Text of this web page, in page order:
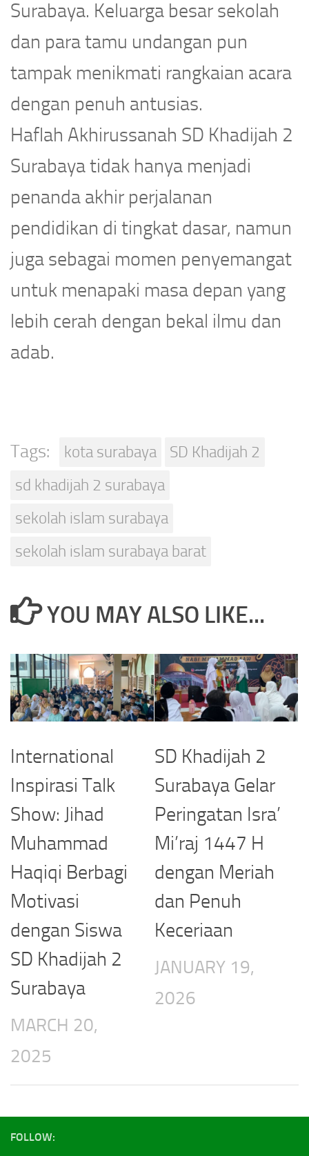
Surabaya. Keluarga besar sekolah
dan para tamu undangan pun
tampak menikmati rangkaian acara
dengan penuh antusias.
Haflah Akhirussanah SD Khadijah 2
Surabaya tidak hanya menjadi
penanda akhir perjalanan
pendidikan di tingkat dasar, namun
juga sebagai momen penyemangat
untuk menapaki masa depan yang
lebih cerah dengan bekal ilmu dan
adab.
Tags: kota surabaya
SD Khadijah 2
sd khadijah 2 surabaya
sekolah islam surabaya
sekolah islam surabaya barat
YOU MAY ALSO LIKE...
International
Inspirasi Talk
Show: Jihad
Muhammad
Haqiqi Berbagi
Motivasi
dengan Siswa
SD Khadijah 2
Surabaya
MARCH 20,
2025
SD Khadijah 2
Surabaya Gelar
Peringatan Isra’
Mi’raj 1447 H
dengan Meriah
dan Penuh
Keceriaan
JANUARY 19,
2026
FOLLOW: